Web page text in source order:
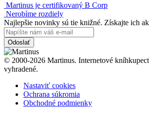
Martinus je certifikovaný B Corp
Nerobíme rozdiely
Najlepšie novinky sú tie knižné. Získajte ich
Odoslať
© 2000-2026 Martinus. Internetové
vyhradené.
Nastaviť cookies
Ochrana súkromia
Obchodné podmienky